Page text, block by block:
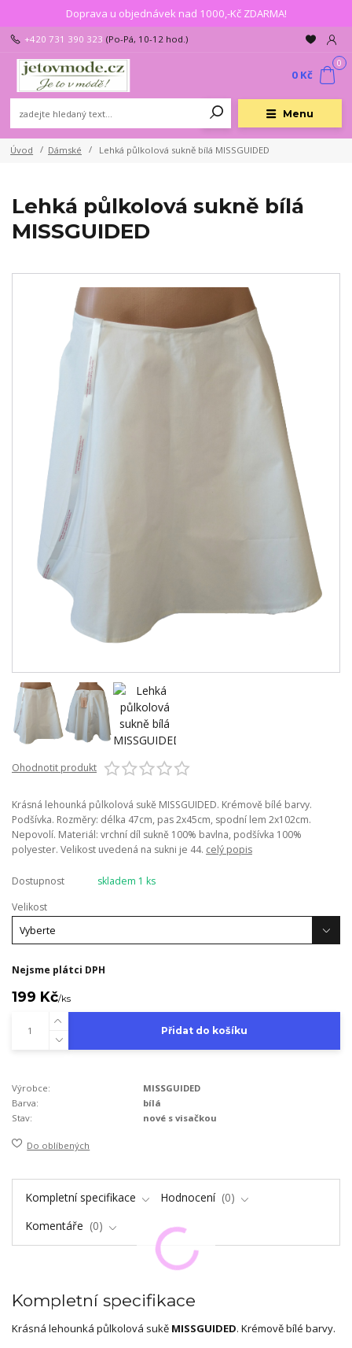
Doprava u objednávek nad 1000,-Kč ZDARMA!
Menu
+420 731 390 323 (Po-Pá, 10-12 hod.)
0
0 Kč
Úvod Dámské Lehká půlkolová sukně bílá MISSGUIDED
Lehká půlkolová sukně bílá
MISSGUIDED
Ohodnotit produkt
Krásná lehounká půlkolová sukě MISSGUIDED. Krémově bílé barvy.
Podšívka. Rozměry: délka 47cm, pas 2x45cm, spodní lem 2x102cm.
Nepovolí. Materiál: vrchní díl sukně 100% bavlna, podšívka 100%
polyester. Velikost uvedená na sukni je 44. celý popis
Dostupnost
skladem 1 ks
Velikost
Nejsme plátci DPH
199 Kč/ks
Přidat do košíku
Výrobce:
MISSGUIDED
Barva:
bílá
Stav:
nové s visačkou
Do oblíbených
Kompletní specifikace Hodnocení
0
Komentáře
0
Kompletní specifikace
Krásná lehounká půlkolová sukě MISSGUIDED. Krémově bílé barvy.